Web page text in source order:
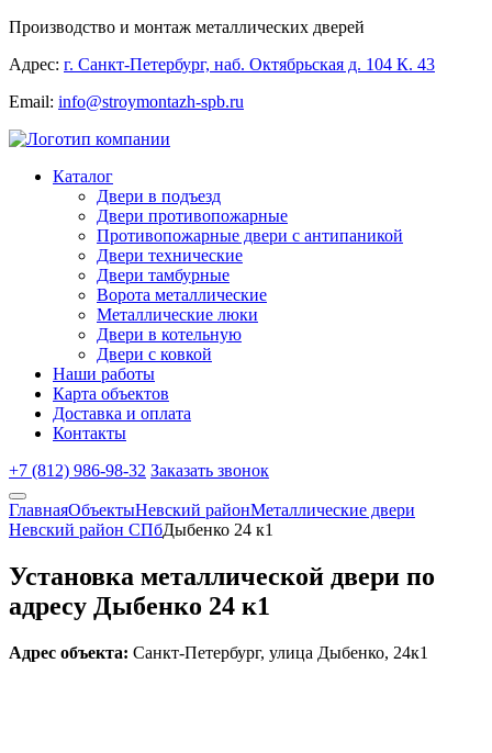
Производство и монтаж металлических дверей
Адрес: г. Санкт-Петербург, наб. Октябрьская д. 104 К. 43
Email: info@stroymontazh-spb.ru
Каталог
Двери в подъезд
Двери противопожарные
Противопожарные двери с антипаникой
Двери технические
Двери тамбурные
Ворота металлические
Металлические люки
Двери в котельную
Двери с ковкой
Наши работы
Карта объектов
Доставка и оплата
Контакты
+7 (812) 986-98-32 Заказать звонок
ГлавнаяОбъектыНевский районМеталлические двери
Невский район СПбДыбенко 24 к1
Установка металлической двери по
адресу Дыбенко 24 к1
Адрес объекта: Санкт-Петербург, улица Дыбенко, 24к1